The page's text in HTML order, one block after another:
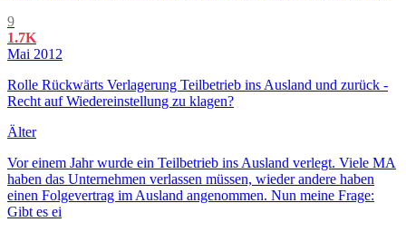
9
1.7K
Mai 2012
Rolle Rückwärts Verlagerung Teilbetrieb ins Ausland und zurück -
Recht auf Wiedereinstellung zu klagen?
Älter
Vor einem Jahr wurde ein Teilbetrieb ins Ausland verlegt. Viele MA
haben das Unternehmen verlassen müssen, wieder andere haben
einen Folgevertrag im Ausland angenommen. Nun meine Frage:
Gibt es ei